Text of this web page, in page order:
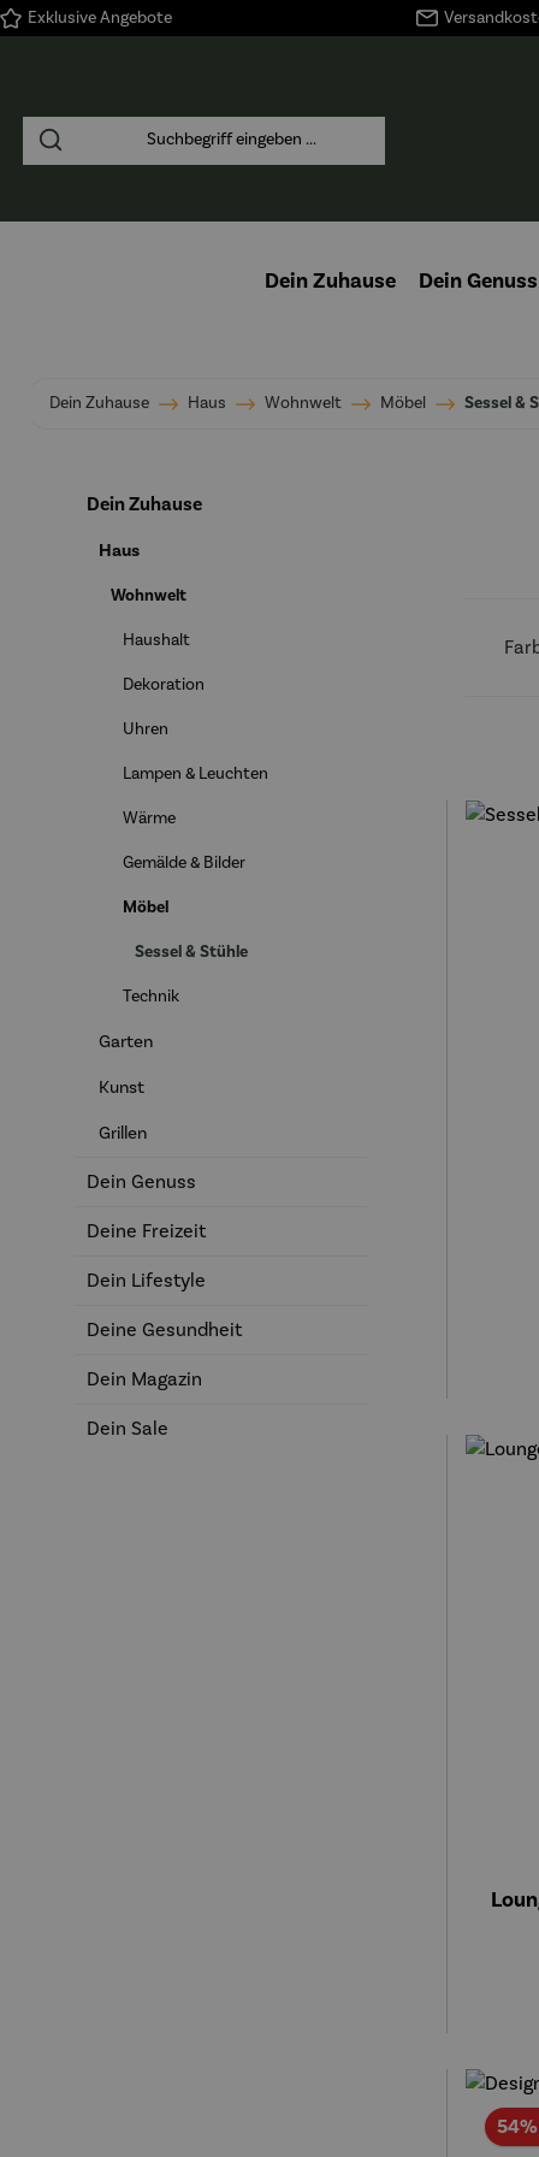
Zur Hauptnavigation springen
Exklusive Angebote
Dein Zuhause Dein Genuss
Dein Zuhause Haus Wohnwelt Möbel Sessel &
Dein Zuhause
Haus
Wohnwelt
Haushalt
Dekoration
Uhren
Lampen & Leuchten
Wärme
Gemälde & Bilder
Möbel
Sessel & Stühle
Technik
Garten
Kunst
Grillen
Dein Genuss
Deine Freizeit
Dein Lifestyle
Deine Gesundheit
Dein Magazin
Dein Sale